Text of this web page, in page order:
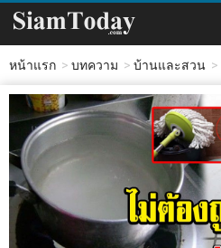
หน้าแรก บทความ บ้านและสวน